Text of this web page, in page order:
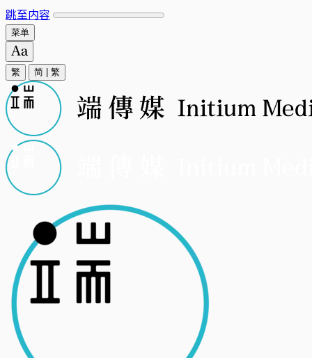
跳至内容
菜单
繁 简 繁